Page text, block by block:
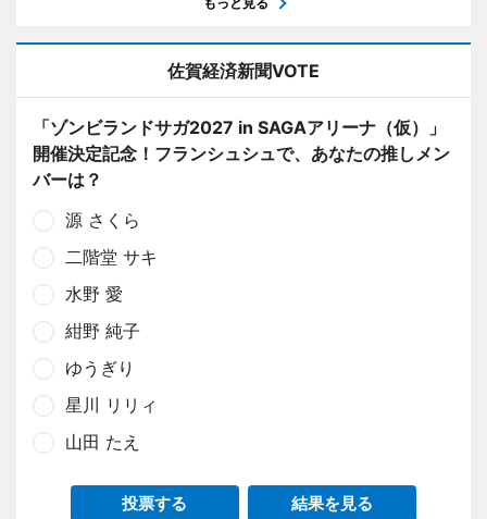
佐賀経済新聞VOTE
「ゾンビランドサガ2027 in SAGAアリーナ（仮）」
開催決定記念！フランシュシュで、あなたの推しメン
バーは？
源 さくら
二階堂 サキ
水野 愛
紺野 純子
ゆうぎり
星川 リリィ
山田 たえ
投票する 結果を見る